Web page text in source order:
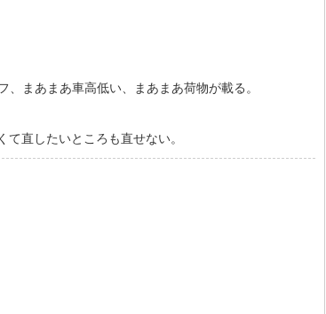
まあまあ車高低い、まあまあ荷物が載る。
直したいところも直せない。